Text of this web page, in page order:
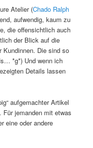
Atelier (Chado Ralph
aufwendig, kaum zu
die offensichtlich auch
der Blick auf die
Kundinnen. Die sind so
*g*) Und wenn ich
Details lassen
aufgemachter Artikel
Für jemanden mit etwas
eine oder andere